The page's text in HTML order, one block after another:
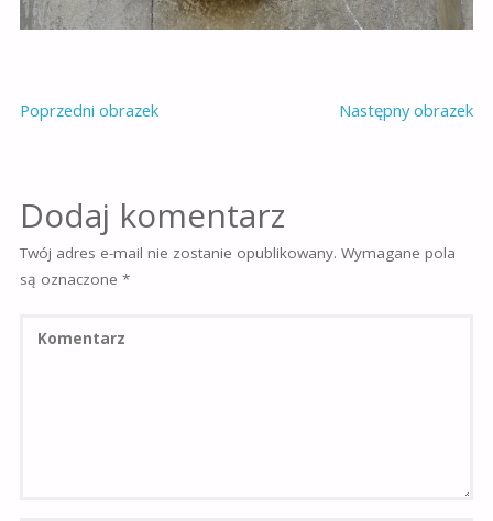
Poprzedni obrazek Następny obrazek
Dodaj komentarz
Twój adres e-mail nie zostanie opublikowany. Wymagane pola
są oznaczone *